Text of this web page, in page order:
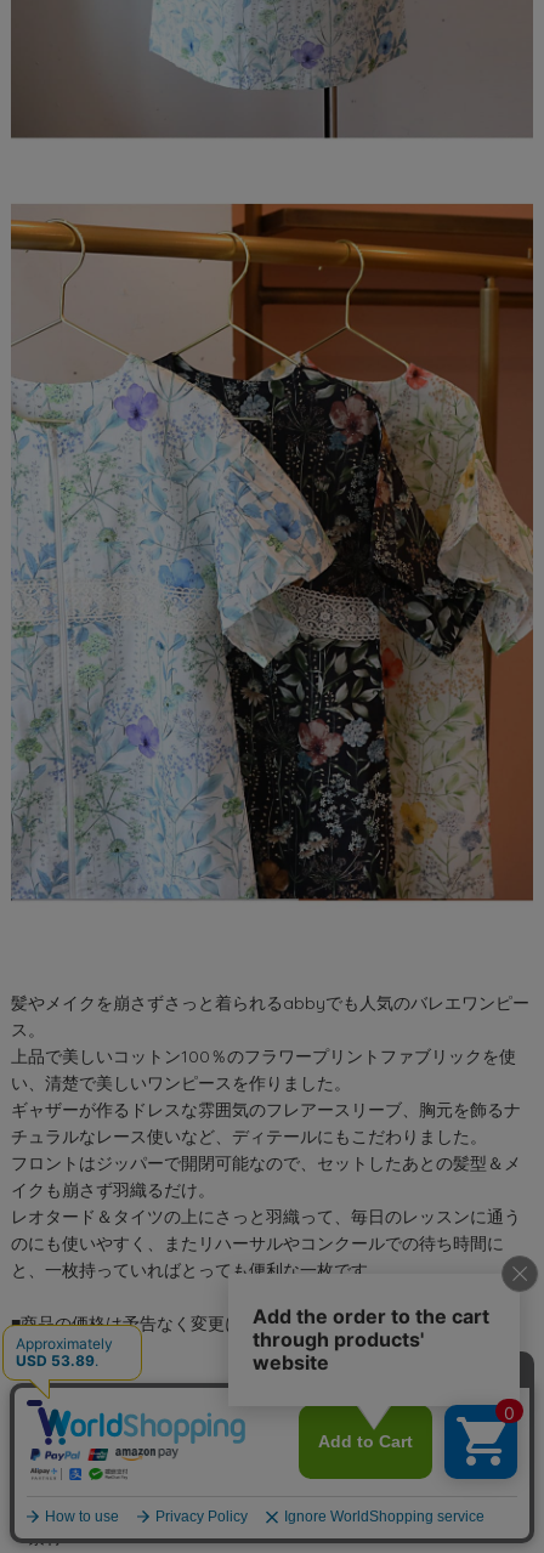
髪やメイクを崩さずさっと着られるabbyでも人気のバレエワンピー
ス。
上品で美しいコットン100％のフラワープリントファブリックを使
い、清楚で美しいワンピースを作りました。
ギャザーが作るドレスな雰囲気のフレアースリーブ、胸元を飾るナ
チュラルなレース使いなど、ディテールにもこだわりました。
フロントはジッパーで開閉可能なので、セットしたあとの髪型＆メ
イクも崩さず羽織るだけ。
レオタード＆タイツの上にさっと羽織って、毎日のレッスンに通う
のにも使いやすく、またリハーサルやコンクールでの待ち時間に
と、一枚持っていればとっても便利な一枚です。
■商品の価格は予告なく変更になる場合があります。
＜サイズ＞
S（身長100-118cm） 着丈:約55cm バスト:約80cm
M（身長118-137cm） 着丈:約66cm バスト:約76cm
L（身長137-157cm） 着丈:約80cm バスト:約86cm
＜素材＞